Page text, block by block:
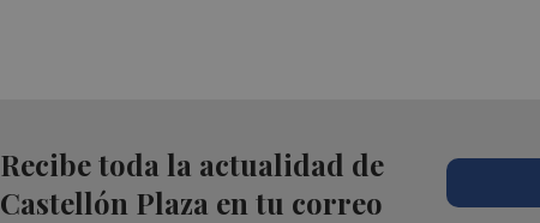
Recibe toda la actualidad de
Castellón Plaza en tu correo